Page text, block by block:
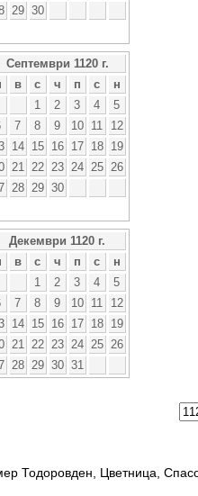
29 30
Септември 1120 г.
в с ч п с
н
1
2 3 4
5
7 8 9 10 11
12
14 15 16 17 18
19
21 22 23 24 25
26
28 29 30
Декември 1120 г.
в с ч п с
н
1
2 3 4
5
7 8 9 10 11
12
14 15 16 17 18
19
21 22 23 24 25
26
28 29 30 31
Тодоровден, Цветница,